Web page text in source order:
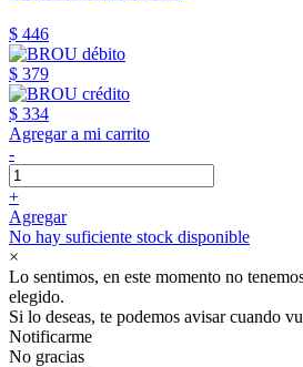
$ 446
$ 379
$ 334
Agregar a mi carrito
-
+
Agregar
No hay suficiente stock disponible
×
Lo sentimos, en este momento no
elegido.
Si lo deseas, te podemos avisar cuando
Notificarme
No gracias